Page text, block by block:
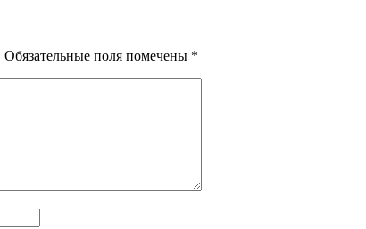
Обязательные поля помечены *